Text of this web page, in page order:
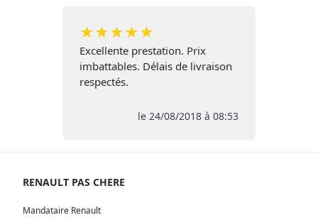
★★★★★
Excellente prestation. Prix
imbattables. Délais de livraison
respectés.
le 24/08/2018 à 08:53
RENAULT PAS CHERE
Mandataire Renault